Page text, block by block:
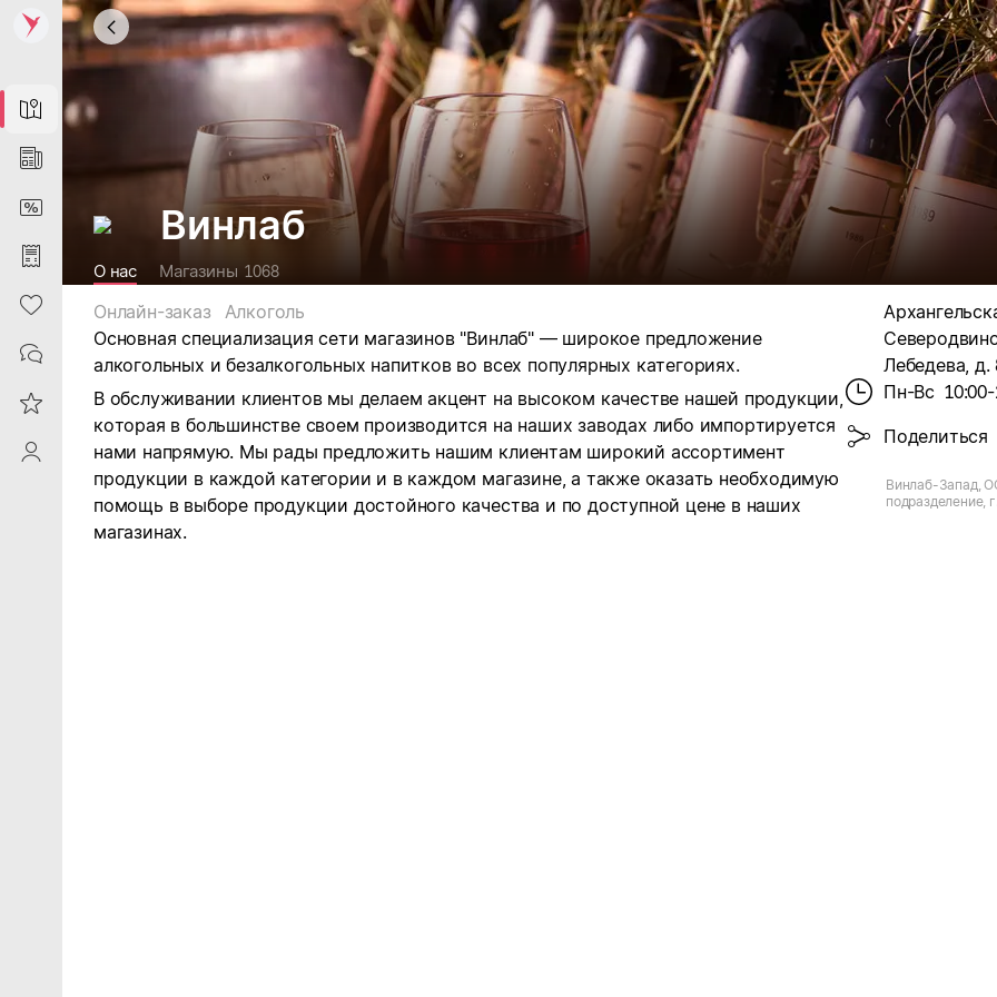
Map
News
DiscountCard
Purchases
Heart
Contacts
Reviews
ProfileSaby
Винлаб
О нас Магазины 1068
Онлайн-заказ
Алкоголь
Основная специализация сети магазинов "Винлаб" — широкое предложение
алкогольных и безалкогольных напитков во всех популярных категориях.
В обслуживании клиентов мы делаем акцент на высоком качестве нашей продукции,
которая в большинстве своем производится на наших заводах либо импортируется
нами напрямую. Мы рады предложить нашим клиентам широкий ассортимент
продукции в каждой категории и в каждом магазине, а также оказать необходимую
помощь в выборе продукции достойного качества и по доступной цене в наших
магазинах.
Лебедева, д.
Пн-Вс
Поделиться
Винлаб-Запад,
подразделение,